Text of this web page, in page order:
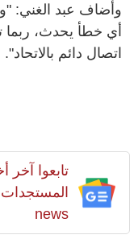
وأضاف عبد الغني:
أي خطأ يحدث،
اتصال دائم بالاتحاد".
تابعوا آخر
news